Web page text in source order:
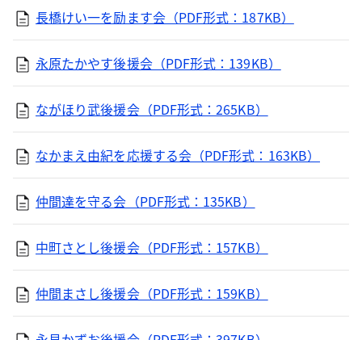
長橋けい一を励ます会（PDF形式：187KB）
永原たかやす後援会（PDF形式：139KB）
ながほり武後援会（PDF形式：265KB）
なかまえ由紀を応援する会（PDF形式：163KB）
仲間達を守る会（PDF形式：135KB）
中町さとし後援会（PDF形式：157KB）
仲間まさし後援会（PDF形式：159KB）